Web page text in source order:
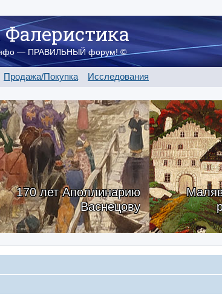
— ПРАВИЛЬНЫЙ форум! ©
Продажа/Покупка Исследования
170 лет Аполлинарию
Васнецову